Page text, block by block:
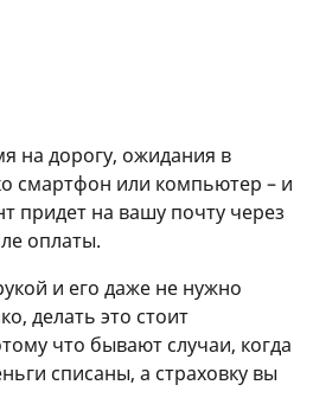
на дорогу, ожидания в
смартфон или компьютер – и
придет на вашу почту через
оплаты.
и его даже не нужно
делать это стоит
что бывают случаи, когда
списаны, а страховку вы